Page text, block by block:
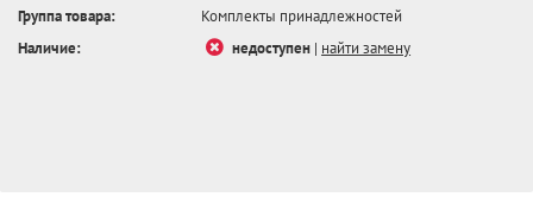
Группа товара:
Комплекты принадлежностей
Наличие:
недоступен | найти замену